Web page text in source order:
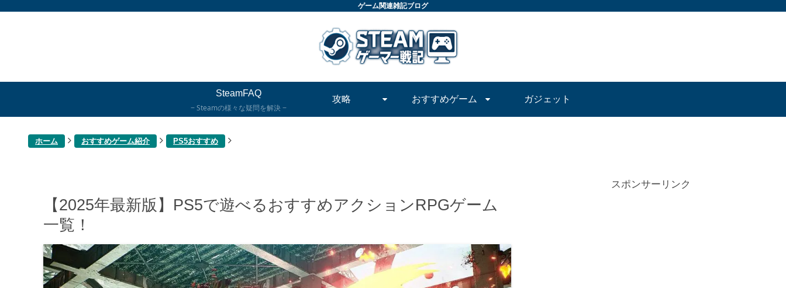
ゲーム関連雑記ブログ
SteamFAQ
Steamの様々な疑問を解決
攻略 おすすめゲーム ガジェット
ホーム おすすめゲーム紹介 PS5おすすめ
【2025年最新版】PS5で遊べるおすすめアクションRPGゲーム
一覧！
スポンサーリンク